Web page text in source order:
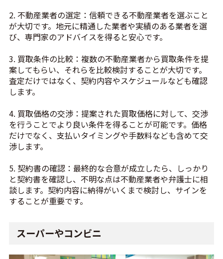
2. 不動産業者の選定：信頼できる不動産業者を選ぶこと
が大切です。地元に精通した業者や実績のある業者を選
び、専門家のアドバイスを得ると安心です。
3. 買取条件の比較：複数の不動産業者から買取条件を提
案してもらい、それらを比較検討することが大切です。
査定だけではなく、契約内容やスケジュールなども確認
します。
4. 買取価格の交渉：提案された買取価格に対して、交渉
を行うことでより良い条件を得ることが可能です。価格
だけでなく、支払いタイミングや手数料なども含めて交
渉します。
5. 契約書の確認：最終的な合意が成立したら、しっかり
と契約書を確認し、不明な点は不動産業者や弁護士に相
談します。契約内容に納得がいくまで検討し、サインを
することが重要です。
スーパーやコンビニ